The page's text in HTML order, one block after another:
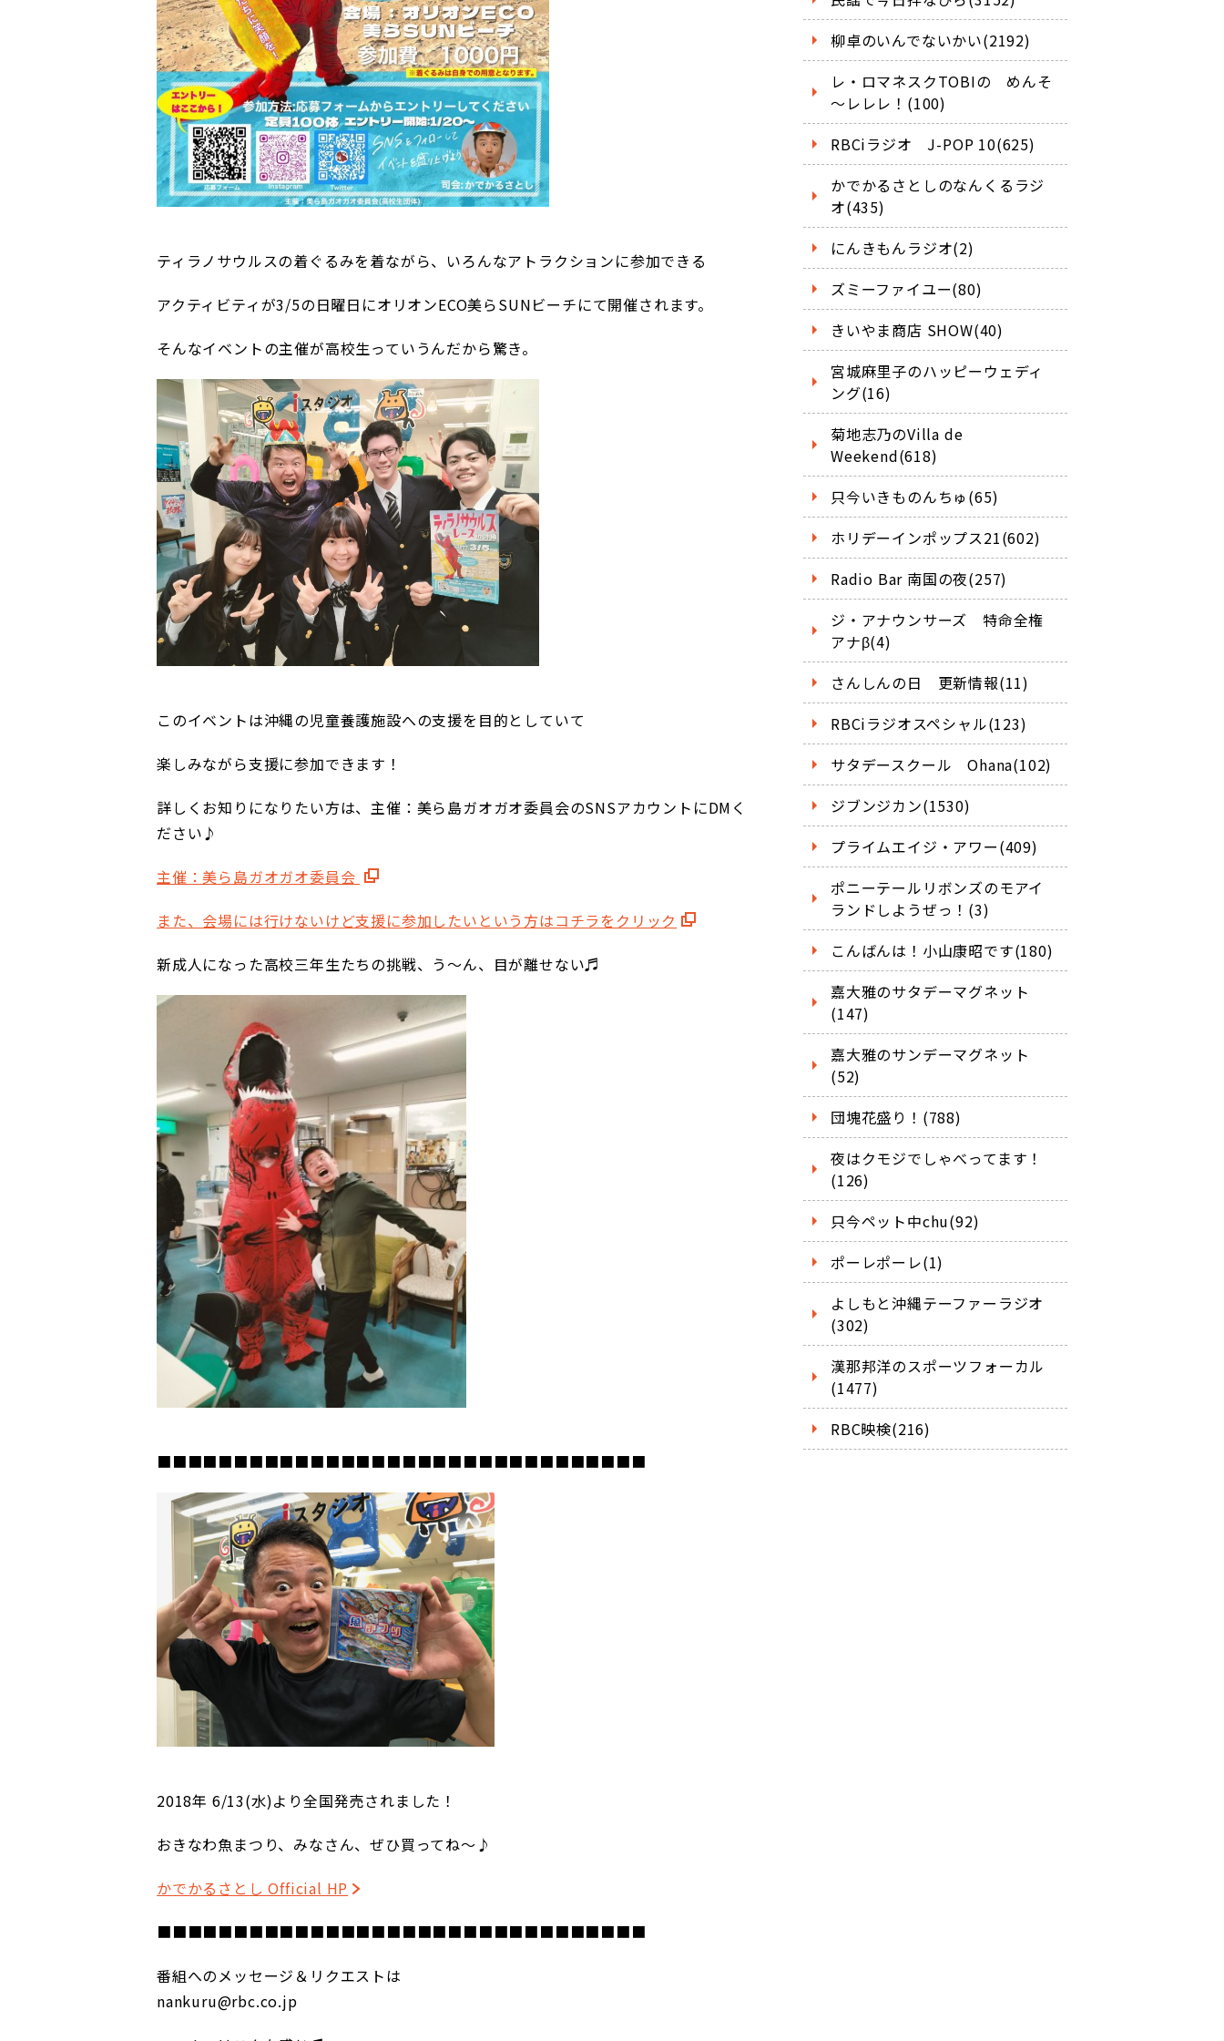
ティラノサウルスの着ぐるみを着ながら、いろんなアトラクションに参加できる
アクティビティが3/5の日曜日にオリオンECO美らSUNビーチにて開催されます。
そんなイベントの主催が高校生っていうんだから驚き。
このイベントは沖縄の児童養護施設への支援を目的としていて
楽しみながら支援に参加できます！
詳しくお知りになりたい方は、主催：美ら島ガオガオ委員会のSNSアカウントにDMく
ださい♪
主催：美ら島ガオガオ委員会
また、会場には行けないけど支援に参加したいという方はコチラをクリック
新成人になった高校三年生たちの挑戦、う～ん、目が離せない♬
■■■■■■■■■■■■■■■■■■■■■■■■■■■■■■■■
2018年 6/13(水)より全国発売されました！
おきなわ魚まつり、みなさん、ぜひ買ってね～♪
かでかるさとし Official HP
■■■■■■■■■■■■■■■■■■■■■■■■■■■■■■■■
番組へのメッセージ＆リクエストは
nankuru@rbc.co.jp
柳卓のいんでないかい(2192)
レ・ロマネスクTOBIの めんそ
～レレレ！(100)
RBCiラジオ J-POP 10(625)
かでかるさとしのなんくるラジ
オ(435)
にんきもんラジオ(2)
ズミーファイユー(80)
きいやま商店 SHOW(40)
宮城麻里子のハッピーウェディ
ング(16)
菊地志乃のVilla de
Weekend(618)
只今いきものんちゅ(65)
ホリデーインポップス21(602)
Radio Bar 南国の夜(257)
ジ・アナウンサーズ 特命全権
アナβ(4)
さんしんの日 更新情報(11)
RBCiラジオスペシャル(123)
サタデースクール Ohana(102)
ジブンジカン(1530)
プライムエイジ・アワー(409)
ポニーテールリボンズのモアイ
ランドしようぜっ！(3)
こんばんは！小山康昭です(180)
嘉大雅のサタデーマグネット
(147)
嘉大雅のサンデーマグネット
(52)
団塊花盛り！(788)
夜はクモジでしゃべってます！
(126)
只今ペット中chu(92)
ポーレポーレ(1)
よしもと沖縄テーファーラジオ
(302)
漢那邦洋のスポーツフォーカル
(1477)
RBC映検(216)